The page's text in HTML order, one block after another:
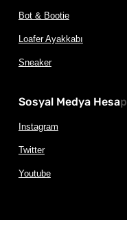
Bot & Bootie
Loafer Ayakkabı
Sneaker
Sosyal Medya
Instagram
Twitter
Youtube